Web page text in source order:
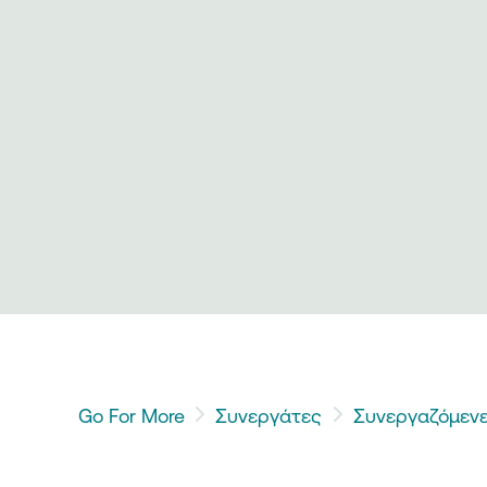
Go For More Συνεργάτες